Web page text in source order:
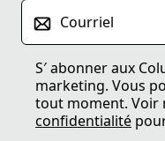
Courriel
S′ abonner aux
marketing. Vous
tout moment. Voir
confidentialité